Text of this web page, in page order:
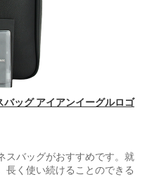
ッグ アイアンイーグルロゴ
スバッグがおすすめです。就
長く使い続けることのできる